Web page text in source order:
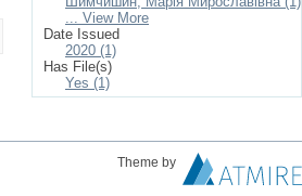
... View More
Date Issued
2020 (1)
Has File(s)
Yes (1)
Theme by